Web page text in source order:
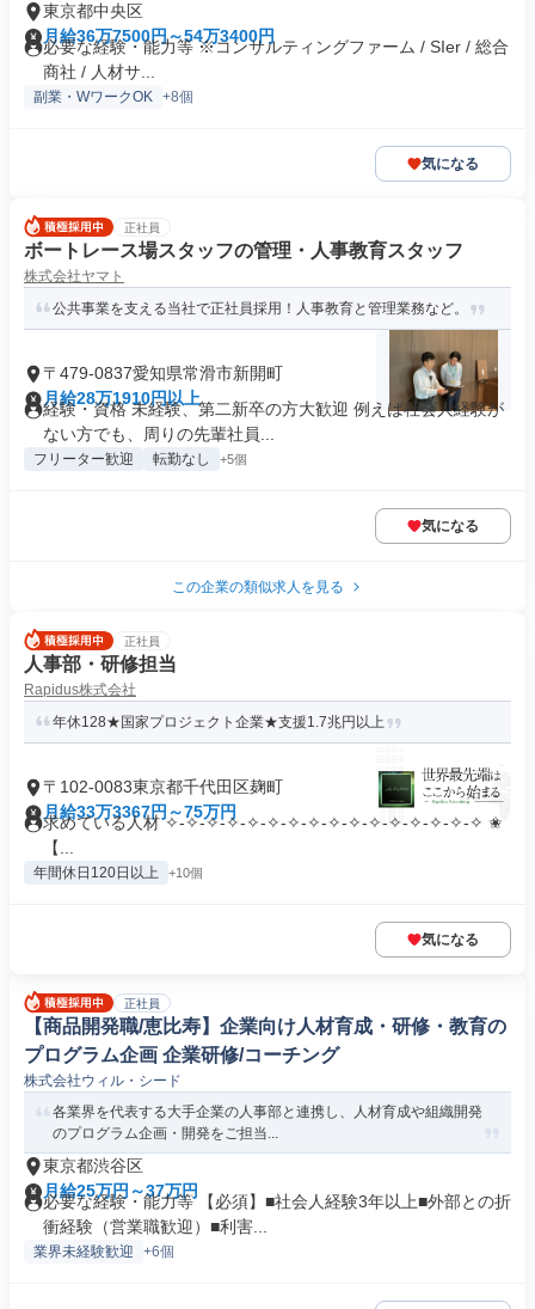
東京都中央区
月給36万7500円～54万3400円
必要な経験・能力等 ※コンサルティングファーム / SIer / 総合
商社 / 人材サ...
副業・WワークOK +8個
気になる
正社員
ボートレース場スタッフの管理・人事教育スタッフ
株式会社ヤマト
公共事業を支える当社で正社員採用！人事教育と管理業務など。
〒479-0837愛知県常滑市新開町
月給28万1910円以上
経験・資格 未経験、第二新卒の方大歓迎 例えば社会人経験が
ない方でも、周りの先輩社員...
フリーター歓迎 転勤なし +5個
気になる
この企業の類似求人を見る
正社員
人事部・研修担当
Rapidus株式会社
年休128★国家プロジェクト企業★支援1.7兆円以上
〒102-0083東京都千代田区麹町
月給33万3367円～75万円
求めている人材 ✧-✧-✧-✧-✧-✧-✧-✧-✧-✧-✧-✧-✧-✧-✧-✧ ✬
【...
年間休日120日以上 +10個
気になる
正社員
【商品開発職/恵比寿】企業向け人材育成・研修・教育の
プログラム企画 企業研修/コーチング
株式会社ウィル・シード
各業界を代表する大手企業の人事部と連携し、人材育成や組織開発
のプログラム企画・開発をご担当...
東京都渋谷区
月給25万円～37万円
必要な経験・能力等 【必須】■社会人経験3年以上■外部との折
衝経験（営業職歓迎）■利害...
業界未経験歓迎 +6個